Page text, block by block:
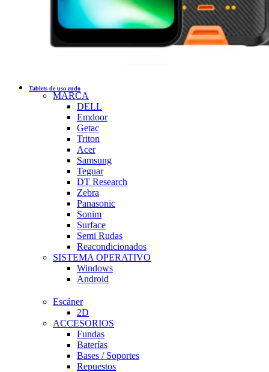
Tablets de uso rudo
MARCA
DELL
Emdoor
Getac
Triton
Acer
Samsung
Teguar
DT Research
Zebra
Panasonic
Sonim
Surface
Semi Rudas
Reacondicionados
SISTEMA OPERATIVO
Windows
Android
Escáner
2D
ACCESORIOS
Fundas
Baterías
Bases / Soportes
Repuestos